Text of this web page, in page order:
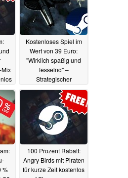
Kostenloses Spiel im
Wert von 39 Euro:
"Wirklich spaßig und
fesselnd" –
Strategischer
Weltraumkampftitel mit
sehr guten Kritiken jetzt
kostenlos auf Steam zu
haben11.07.2025
%
100 Prozent Rabatt:
Angry Birds mit Piraten
für kurze Zeit kostenlos